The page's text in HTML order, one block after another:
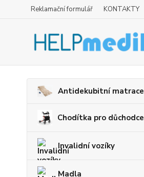
Reklamační formulář KONTAKTY
Antidekubitní matrace
Chodítka pro důchodce
Invalidní vozíky
Madla